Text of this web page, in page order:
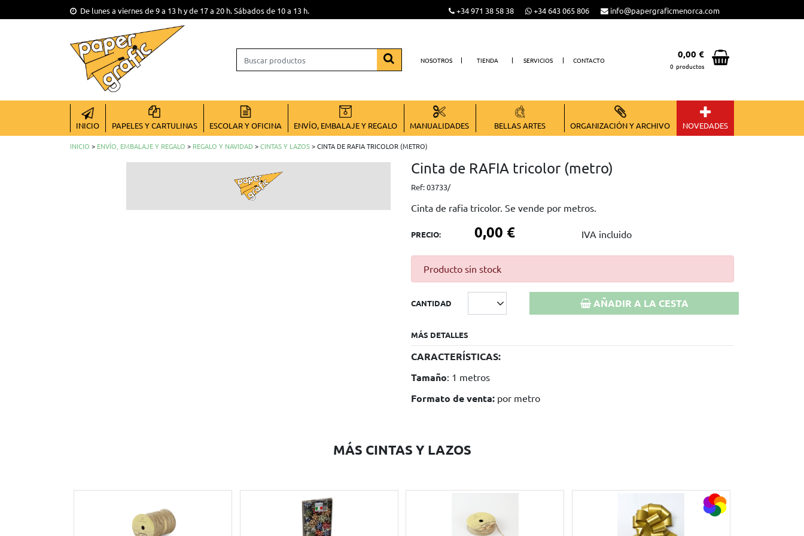
De lunes a viernes de 9 a 13 h y de 17 a 20 h. Sábados de 10 a 13 h. +34 971 38 58 38 +34 643 065 806 info@papergraficmenorca.com
NOSOTROS TIENDA SERVICIOS CONTACTO
0,00 €
0 productos
VER CESTA
INICIO
PAPELES Y CARTULINAS ESCOLAR Y OFICINA ENVÍO, EMBALAJE Y REGALO MANUALIDADES BELLAS ARTES ORGANIZACIÓN Y ARCHIVO NOVEDADES
INICIO > ENVÍO, EMBALAJE Y REGALO > REGALO Y NAVIDAD >CINTAS Y LAZOS> CINTA DE RAFIA TRICOLOR (METRO)
Cinta de RAFIA tricolor (metro)
Ref:03733/
Cinta de rafia tricolor. Se vende por metros.
PRECIO: 0,00 € IVA incluido
Producto sin stock
CANTIDAD AÑADIR A LA CESTA
MÁS DETALLES
CARACTERÍSTICAS:
Tamaño: 1 metros
Formato de venta: por metro
MÁS CINTAS Y LAZOS